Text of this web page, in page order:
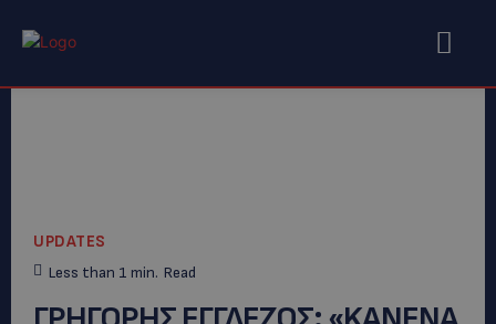
UPDATES
Less than 1 min. Read